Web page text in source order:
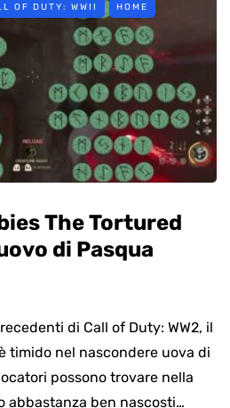
OF DUTY: WWII HOME
The Tortured
di Pasqua
di Call of Duty: WW2, il
timido nel nascondere uova di
possono trovare nella
abbastanza ben nascosti…